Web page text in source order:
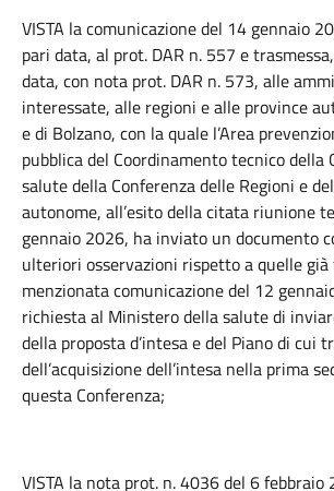
VISTA la comunicazione del 14 gennaio
pari data, al prot. DAR n. 557 e
data, con nota prot. DAR n. 573, alle
interessate, alle regioni e alle province
e di Bolzano, con la quale l’Area
pubblica del Coordinamento tecnico della
salute della Conferenza delle Regioni e
autonome, all’esito della citata riunione
gennaio 2026, ha inviato un documento
ulteriori osservazioni rispetto a quelle già
menzionata comunicazione del 12
richiesta al Ministero della salute di
della proposta d’intesa e del Piano di cui
dell’acquisizione dell’intesa nella prima
questa Conferenza;
VISTA la nota prot. n. 4036 del 6